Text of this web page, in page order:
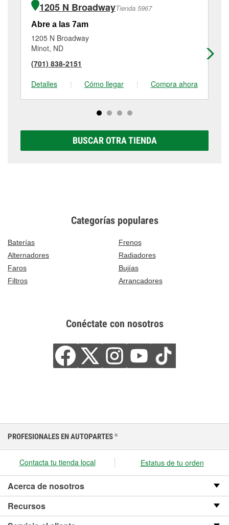
1205 N BroadwayTienda 5967
Abre a las 7am
1205 N Broadway
Minot, ND
(701) 838-2151
Detalles
| Cómo llegar | Compra ahora
BUSCAR OTRA TIENDA
Categorías populares
Baterías
Frenos
Alternadores
Radiadores
Faros
Bujías
Filtros
Arrancadores
Conéctate con nosotros
PROFESIONALES EN AUTOPARTES ®
Contacta tu tienda local Estatus de tu orden
Acerca de nosotros
Recursos